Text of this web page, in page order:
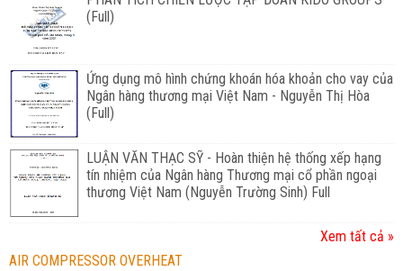
(Full)
Ứng dụng mô hình chứng khoán hóa khoản cho vay của
Ngân hàng thương mại Việt Nam - Nguyễn Thị Hòa
(Full)
LUẬN VĂN THẠC SỸ - Hoàn thiện hệ thống xếp hạng
tín nhiệm của Ngân hàng Thương mại cổ phần ngoại
thương Việt Nam (Nguyễn Trường Sinh) Full
Xem tất cả »
AIR COMPRESSOR OVERHEAT